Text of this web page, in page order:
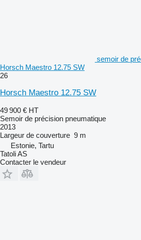
semoir de
Horsch Maestro 12.75 SW
26
Horsch Maestro 12.75 SW
49 900 € HT
Semoir de précision pneumatique
2013
Largeur de couverture 9 m
Estonie, Tartu
Tatoli AS
Contacter le vendeur